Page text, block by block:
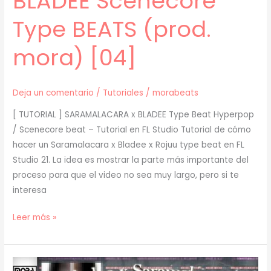
Type BEATS (prod.
mora) [04]
Deja un comentario / Tutoriales /morabeats
[ TUTORIAL ] SARAMALACARA x BLADEE Type Beat Hyperpop
/ Scenecore beat – Tutorial en FL Studio Tutorial de cómo
hacer un Saramalacara x Bladee x Rojuu type beat en FL
Studio 21. La idea es mostrar la parte más importante del
proceso para que el video no sea muy largo, pero si te
interesa
[
]
Cómo
Leer más »